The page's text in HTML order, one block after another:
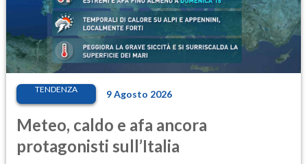
TENDENZA 9 Agosto 2026
Meteo, caldo e afa ancora
protagonisti sull’Italia